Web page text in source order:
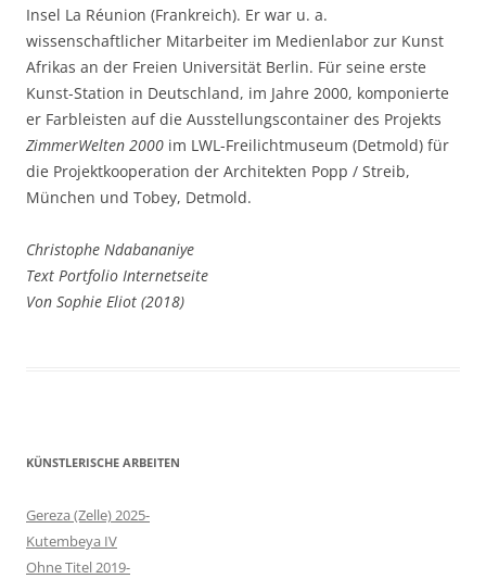
Insel La Réunion (Frankreich). Er war u. a.
wissenschaftlicher Mitarbeiter im Medienlabor zur Kunst
Afrikas an der Freien Universität Berlin. Für seine erste
Kunst-Station in Deutschland, im Jahre 2000, komponierte
er Farbleisten auf die Ausstellungscontainer des Projekts
ZimmerWelten 2000 im LWL-Freilichtmuseum (Detmold) für
die Projektkooperation der Architekten Popp / Streib,
München und Tobey, Detmold.
Christophe Ndabananiye
Text Portfolio Internetseite
Von Sophie Eliot (2018)
KÜNSTLERISCHE ARBEITEN
Gereza (Zelle) 2025-
Kutembeya IV
Ohne Titel 2019-